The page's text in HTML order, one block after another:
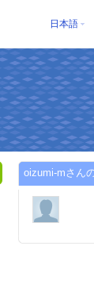
日本語
oizumi-mさん